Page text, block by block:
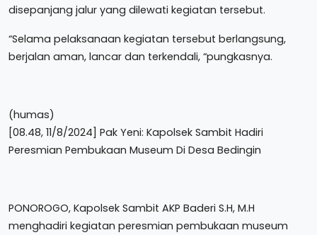
disepanjang jalur yang dilewati kegiatan tersebut.
“Selama pelaksanaan kegiatan tersebut berlangsung,
berjalan aman, lancar dan terkendali, “pungkasnya.
(humas)
[08.48, 11/8/2024] Pak Yeni: Kapolsek Sambit Hadiri
Peresmian Pembukaan Museum Di Desa Bedingin
PONOROGO, Kapolsek Sambit AKP Baderi S.H, M.H
menghadiri kegiatan peresmian pembukaan museum